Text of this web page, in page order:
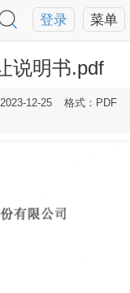
菜单
登录
说明书.pdf
12-25
格式：PDF